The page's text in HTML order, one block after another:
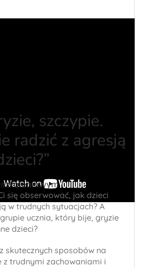
szczypie.
radzić z agresją
się obserwować, jak dzieci
w trudnych sytuacjach? A
ucznia, który bije, gryzie
dzieci?
skutecznych sposobów na
z trudnymi zachowaniami i